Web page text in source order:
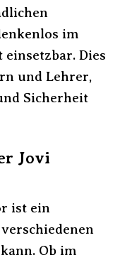
im
Dies
und Lehrer,
Sicherheit
Jovi
ist ein
Ob im